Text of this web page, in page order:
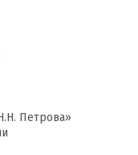
Петрова»